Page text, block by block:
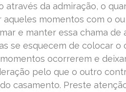
através da admiração, o
aqueles momentos com o
e manter essa chama de
se esquecem de colocar
ocorrerem e
pelo que o outro
casamento. Preste